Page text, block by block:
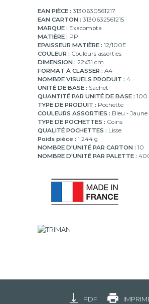
EAN PIÈCE : 3130630561217
EAN CARTON : 3130632561215
MARQUE : Exacompta
MATIÈRE : PP
EPAISSEUR MATIÈRE : 12/100E
COULEUR : Couleurs assorties
DIMENSION : 22x31 cm
FORMAT À CLASSER : A4
NOMBRE VISUELS PRODUIT : 4
UNITÉ DE BASE : Sachet
QUANTITÉ PAR UNITÉ DE BASE : 100
TYPE DE PRODUIT : Pochette
COULEURS ASSORTIES : Bleu - Jaune
TYPE DE POCHETTES : Coins
QUALITÉ POCHETTES : Lisse
Poids pièce : 1 244 g
NOMBRE D'UNITÉ PAR CARTON : 10
NOMBRE D'UNITÉ PAR PALETTE :
PDF